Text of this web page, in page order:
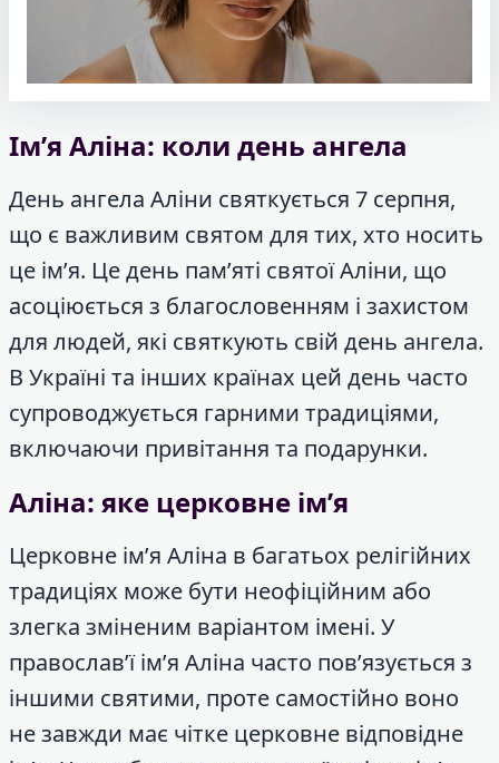
Ім’я Аліна: коли день ангела
День ангела Аліни святкується 7 серпня,
що є важливим святом для тих, хто носить
це ім’я. Це день пам’яті святої Аліни, що
асоціюється з благословенням і захистом
для людей, які святкують свій день ангела.
В Україні та інших країнах цей день часто
супроводжується гарними традиціями,
включаючи привітання та подарунки.
Аліна: яке церковне ім’я
Церковне ім’я Аліна в багатьох релігійних
традиціях може бути неофіційним або
злегка зміненим варіантом імені. У
православ’ї ім’я Аліна часто пов’язується з
іншими святими, проте самостійно воно
не завжди має чітке церковне відповідне